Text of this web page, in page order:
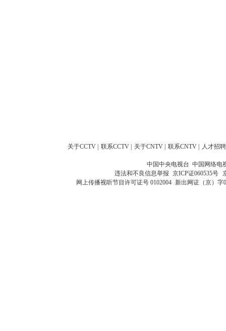
关于CCTV 联系CCTV 关于CNTV 联系CNTV 人才招聘
中国中央电视台 中国网络电
违法和不良信息举报 京ICP证060535号
网上传播视听节目许可证号 0102004 新出网证（京）